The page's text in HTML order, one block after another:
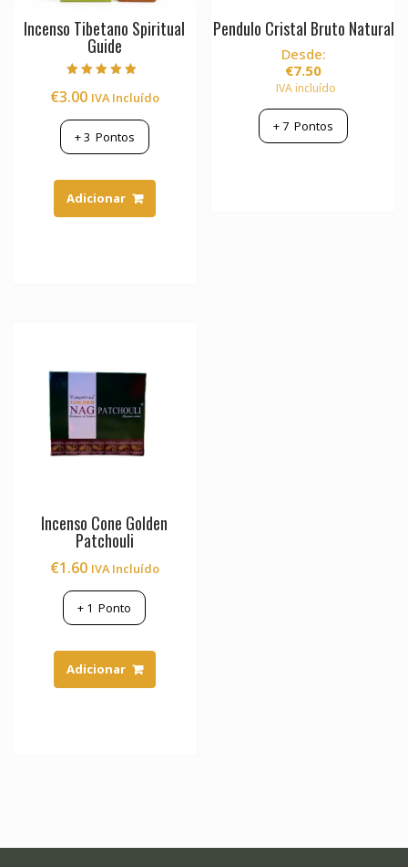
Incenso Tibetano Spiritual
Guide
5.00
€3.00 IVA Incluído
+3 Pontos
Adicionar
Pendulo Cristal Bruto Natural
Desde:
€7.50
IVA incluído
+7 Pontos
Incenso Cone Golden
Patchouli
€1.60 IVA Incluído
+ 1 Ponto
Adicionar